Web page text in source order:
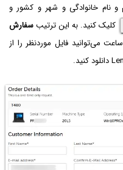
و نام خانوادگی و شهر و کشور و
کلیک کنید. به این ترتیبسفارش
می‌توانید فایل موردنظر را از